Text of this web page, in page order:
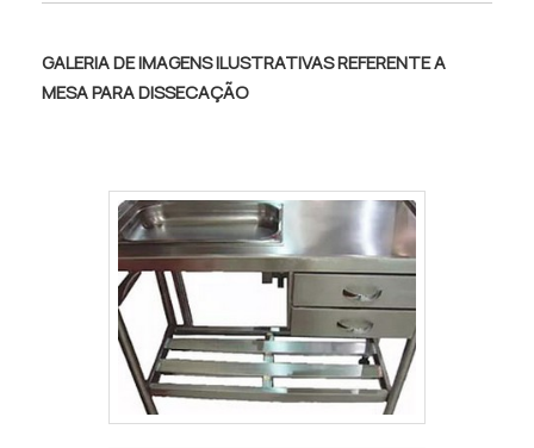
Produção sob medida ✅ Acabamento
impecável ✅ Fácil higienização ✅ Alta
GALERIA DE IMAGENS ILUSTRATIVAS REFERENTE A
MESA PARA DISSECAÇÃO